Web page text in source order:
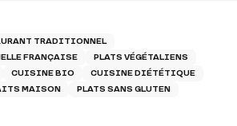
TRADITIONNEL
FRANÇAISE
PLATS VÉGÉTALIENS
CUISINE BIO
CUISINE DIÉTÉTIQUE
MAISON
PLATS SANS GLUTEN